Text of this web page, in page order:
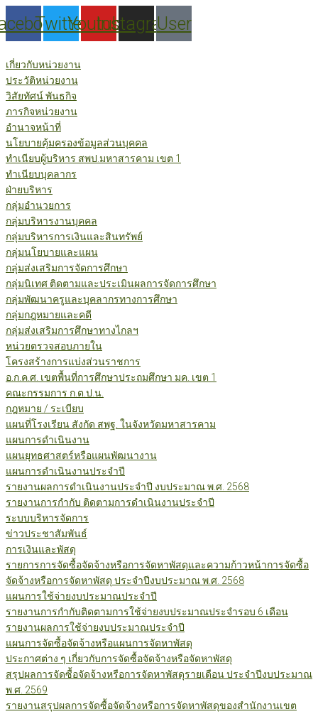
to
content
TwitterYoutube
Instagram
User
เกี่ยวกับหน่วยงาน
ประวัติหน่วยงาน
วิสัยทัศน์ พันธกิจ
ภารกิจหน่วยงาน
อำนาจหน้าที่
นโยบายคุ้มครองข้อมูลส่วนบุคคล
ทำเนียบผู้บริหาร สพป.มหาสารคาม เขต 1
ทำเนียบบุคลากร
ฝ่ายบริหาร
กลุ่มอำนวยการ
กลุ่มบริหารงานบุคคล
กลุ่มบริหารการเงินและสินทรัพย์
กลุ่มนโยบายและแผน
กลุ่มส่งเสริมการจัดการศึกษา
กลุ่มนิเทศ ติดตามและประเมินผลการจัดการศึกษา
กลุ่มพัฒนาครูและบุคลากรทางการศึกษา
กลุ่มกฎหมายและคดี
กลุ่มส่งเสริมการศึกษาทางไกลฯ
หน่วยตรวจสอบภายใน
โครงสร้างการแบ่งส่วนราชการ
อ.ก.ค.ศ. เขตพื้นที่การศึกษาประถมศึกษา มค. เขต 1
คณะกรรมการ ก.ต.ป.น.
กฎหมาย / ระเบียบ
แผนที่โรงเรียน สังกัด สพฐ. ในจังหวัดมหาสารคาม
แผนการดำเนินงาน
แผนยุทธศาสตร์หรือแผนพัฒนางาน
แผนการดำเนินงานประจำปี
รายงานผลการดำเนินงานประจำปี งบประมาณ พ.ศ. 2568
รายงานการกำกับ ติดตามการดำเนินงานประจำปี
ระบบบริหารจัดการ
ข่าวประชาสัมพันธ์
การเงินและพัสดุ
รายการการจัดซื้อจัดจ้างหรือการจัดหาพัสดุและความก้าวหน้าการจัดซื้อ
จัดจ้างหรือการจัดหาพัสดุ ประจำปีงบประมาณ พ.ศ. 2568
แผนการใช้จ่ายงบประมาณประจำปี
รายงานการกำกับติดตามการใช้จ่ายงบประมาณประจำรอบ 6 เดือน
รายงานผลการใช้จ่ายงบประมาณประจำปี
แผนการจัดซื้อจัดจ้างหรือแผนการจัดหาพัสดุ
ประกาศต่าง ๆ เกี่ยวกับการจัดซื้อจัดจ้างหรือจัดหาพัสดุ
สรุปผลการจัดซื้อจัดจ้างหรือการจัดหาพัสดุรายเดือน ประจำปีงบประมาณ
พ.ศ. 2569
รายงานสรุปผลการจัดซื้อจัดจ้างหรือการจัดหาพัสดุของสำนักงานเขต